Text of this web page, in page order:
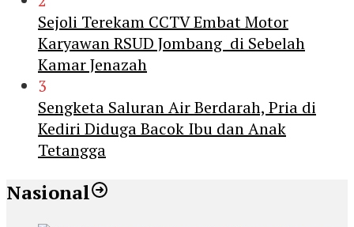
Sejoli Terekam CCTV Embat Motor
Karyawan RSUD Jombang di Sebelah
Kamar Jenazah
3
Sengketa Saluran Air Berdarah, Pria di
Kediri Diduga Bacok Ibu dan Anak
Tetangga
Nasional